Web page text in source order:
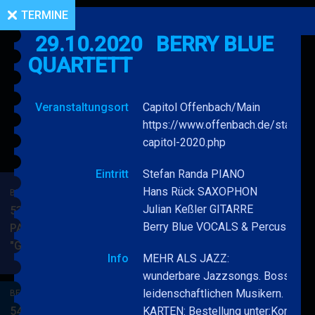
BERRY BLUE & BAND
53. JAZZ Matinee in den
PARKSIDE STUDIOS
"Gypsy Jazz"
BLUE
BERRY BLUE & BAND
54. JAZZ Matinee in den
TERMINE
29.10.2020
BERRY BLUE
QUARTETT
Veranstaltungsort
Capitol Offenbach/Main
https://www.offenbach.de/
capitol-2020.php
Eintritt
Stefan Randa PIANO
Hans Rück SAXOPHON
Julian Keßler GITARRE
Berry Blue VOCALS & Percussion
Info
MEHR ALS JAZZ:
wunderbare Jazzsongs. Bossa
leidenschaftlichen Musikern.
KARTEN: Bestellung